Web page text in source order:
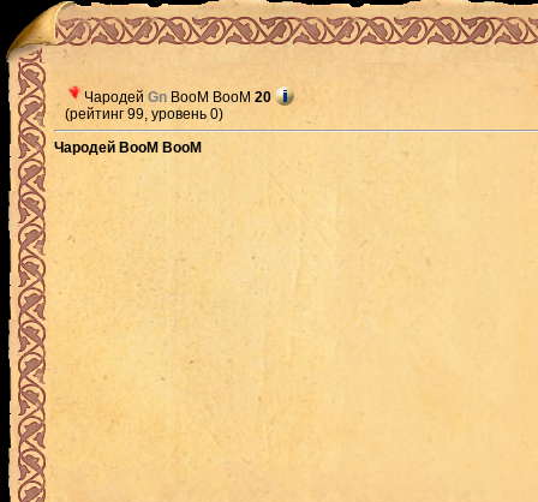
Чародей Gn BooM BooM 20
(рейтинг 99, уровень 0)
Чародей BooM BooM